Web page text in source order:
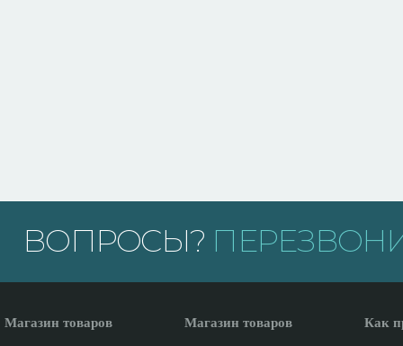
ВОПРОСЫ?
Магазин товаров Магазин товаров Как